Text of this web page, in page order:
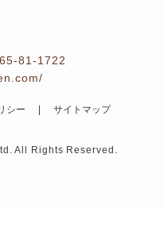
81-1722
シー サイトマップ
All Rights Reserved.